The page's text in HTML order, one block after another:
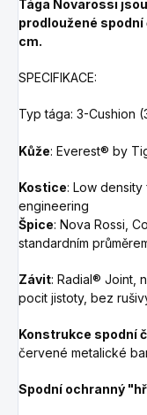
Tága Novarossi
prodloužené
cm.
SPECIFIKACE:
Typ tága: 3-Cushion
Kůže: Everest® by
Kostice: Low
engineering
Špice: Nova Rossi,
standardním
Závit: Radial® Joint,
pocit jistoty, bez
Konstrukce spodní
červené metalické
Spodní ochranný